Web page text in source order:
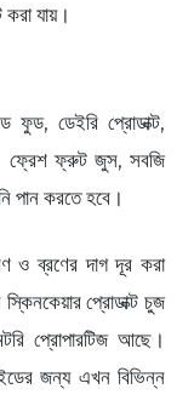
যায়।
ফুড, ডেইরি প্রোডাক্ট,
ফ্রেশ ফ্রুট জুস, সবজি
পান করতে হবে।
ও ব্রণের দাগ দূর করা
প্রোডাক্ট চুজ
প্রোপারটিজ আছে।
জন্য এখন বিভিন্ন